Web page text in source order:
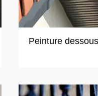
Peinture